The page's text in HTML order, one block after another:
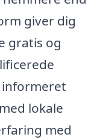
giver dig
gratis og
lokale
med